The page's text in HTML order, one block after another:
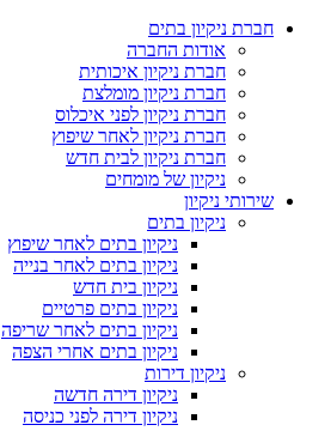
חברת ניקיון בתים
אודות החברה
חברת ניקיון איכותית
חברת ניקיון מומלצת
חברת ניקיון לפני איכלוס
חברת ניקיון לאחר שיפוץ
חברת ניקיון לבית חדש
ניקיון של מומחים
שירותי ניקיון
ניקיון בתים
ניקיון בתים לאחר שיפוץ
ניקיון בתים לאחר בנייה
ניקיון בית חדש
ניקיון בתים פרטיים
ניקיון בתים לאחר שריפה
ניקיון בתים אחרי הצפה
ניקיון דירות
ניקיון דירה חדשה
ניקיון דירה לפני כניסה